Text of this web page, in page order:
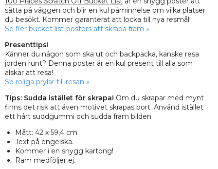
sätta på väggen och blir en kul påminnelse om vilka platser
du besökt. Kommer garanterat att locka till nya resmål!
Se fler bucket list-posters att skrapa fram »
Presenttips!
Känner du någon som ska ut och backpacka, kanske resa
jorden runt? Denna poster är en kul present till alla som
älskar att resa!
Se roliga prylar till resan »
Tips: Sudda istället för skrapa! Om du skrapar med mynt
finns det risk att även motivet skrapas bort. Använd istället
ett hårt suddgummi och sudda fram bilden.
Mått: 42 x 59,4 cm.
Text på engelska.
Kommer i en snygg kartong!
Ram medföljer ej.